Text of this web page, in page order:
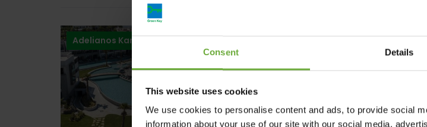
Consent Details
This website uses cookies
We use cookies to personalise content and ads, to provide social
information about your use of our site with our social media,
Adelianos Kampos Amira Luxury Resort
Brings a new style of luxury resort to the